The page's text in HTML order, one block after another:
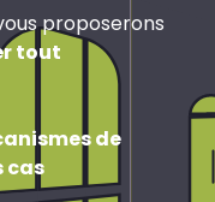
proposerons
tout
de
cas